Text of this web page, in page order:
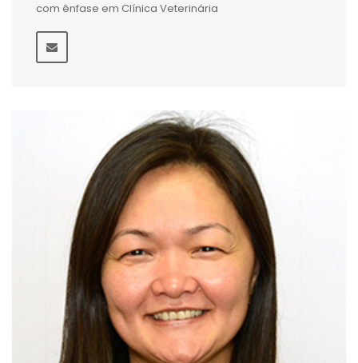
com ênfase em Clínica Veterinária